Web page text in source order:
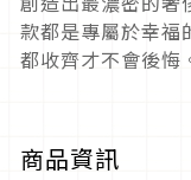
款都是專屬於幸福
都收齊才不會後悔
商品資訊